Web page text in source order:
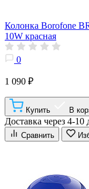
Колонка Borofone
10W красная
0
1 090 ₽
Купить В
Доставка через 4-10
Сравнить